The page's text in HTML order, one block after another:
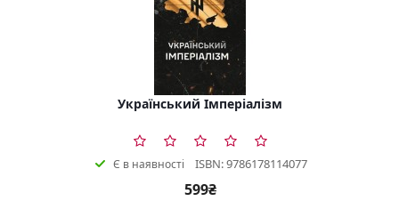
Український Імперіалізм
Є в наявності ISBN: 9786178114077
599₴